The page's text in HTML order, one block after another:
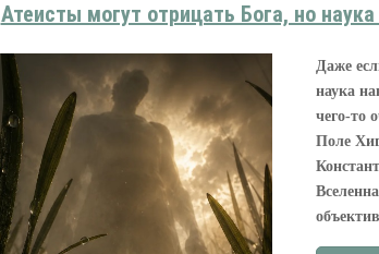
Атеисты могут отрицать Бога, но
Даже
наука
чего-то
Поле